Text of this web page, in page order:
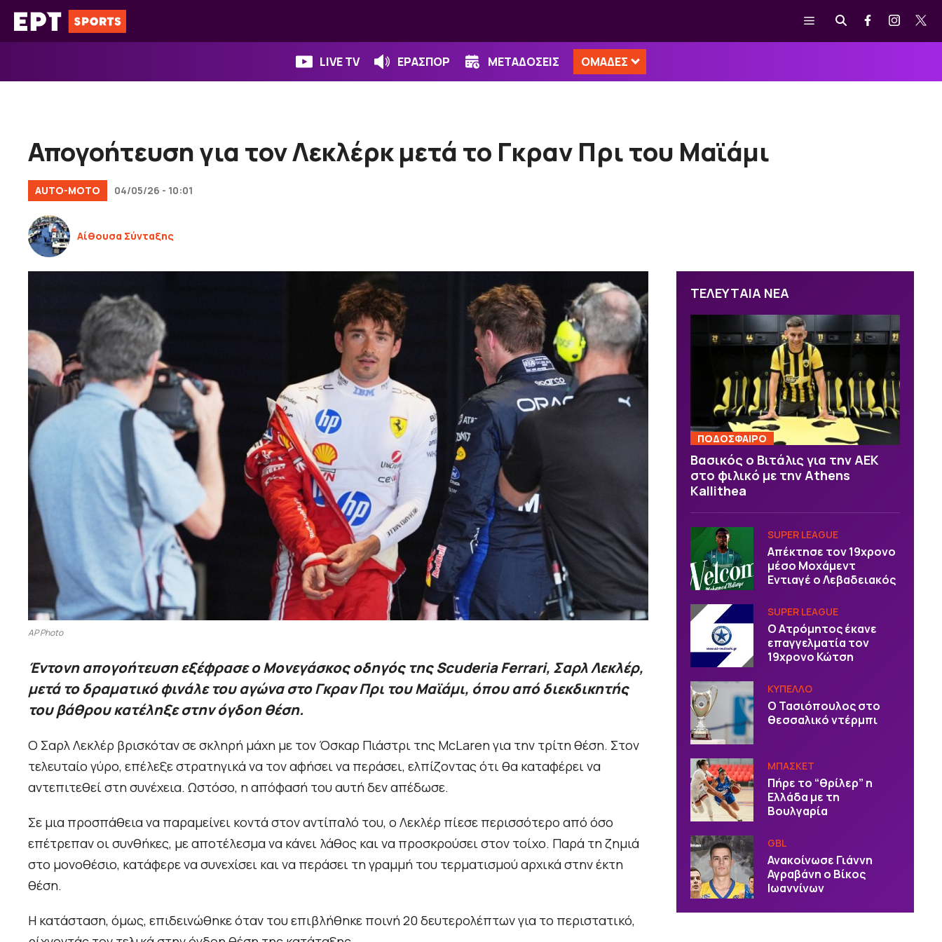
Μετάβαση
σε
Μενού
LIVE TV ΕΡΑΣΠΟΡ ΜΕΤΑΔΟΣΕΙΣ ΟΜΑΔΕΣ
Απογοήτευση για τον Λεκλέρκ μετά το Γκραν Πρι του Μαϊάμι
AUTO-MOTO 04/05/26 - 10:01
Αίθουσα Σύνταξης
AP Photo
Έντονη απογοήτευση εξέφρασε ο Μονεγάσκος οδηγός της Scuderia Ferrari, Σαρλ Λεκλέρ,
μετά το δραματικό φινάλε του αγώνα στο Γκραν Πρι του Μαϊάμι, όπου από διεκδικητής
του βάθρου κατέληξε στην όγδοη θέση.
Ο Σαρλ Λεκλέρ βρισκόταν σε σκληρή μάχη με τον Όσκαρ Πιάστρι της McLaren για την τρίτη θέση. Στον
τελευταίο γύρο, επέλεξε στρατηγικά να τον αφήσει να περάσει, ελπίζοντας ότι θα καταφέρει να
αντεπιτεθεί στη συνέχεια. Ωστόσο, η απόφασή του αυτή δεν απέδωσε.
Σε μια προσπάθεια να παραμείνει κοντά στον αντίπαλό του, ο Λεκλέρ πίεσε περισσότερο από όσο
επέτρεπαν οι συνθήκες, με αποτέλεσμα να κάνει λάθος και να προσκρούσει στον τοίχο. Παρά τη ζημιά
στο μονοθέσιο, κατάφερε να συνεχίσει και να περάσει τη γραμμή του τερματισμού αρχικά στην έκτη
θέση.
Η κατάσταση, όμως, επιδεινώθηκε όταν του επιβλήθηκε ποινή 20 δευτερολέπτων για το περιστατικό,
ΤΕΛΕΥΤΑΙΑ ΝΕΑ
ΠΟΔΟΣΦΑΙΡΟ
Βασικός ο Βιτάλις για την ΑΕΚ
στο φιλικό με την Athens
Kallithea
SUPER LEAGUE
Απέκτησε τον 19χρονο
μέσο Μοχάμεντ
Εντιαγέ ο Λεβαδειακός
SUPER LEAGUE
Ο Ατρόμητος έκανε
επαγγελματία τον
19χρονο Κώτση
ΚΥΠΕΛΛΟ
Ο Τασιόπουλος στο
θεσσαλικό ντέρμπι
ΜΠΑΣΚΕΤ
Πήρε το “θρίλερ” η
Ελλάδα με τη
Βουλγαρία
GBL
Ανακοίνωσε Γιάννη
Αγραβάνη ο Βίκος
Ιωαννίνων